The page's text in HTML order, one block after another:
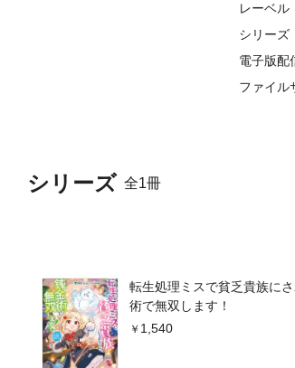
シリーズ 全1冊
転生処理ミスで貧乏貴族に
術で無双します！
1,540
レーベル
シリーズ
電子版配
ファイル